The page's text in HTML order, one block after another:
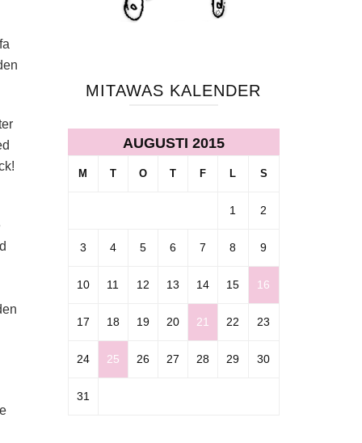
MITAWAS KALENDER
AUGUSTI 2015
M T O T F L S
1 2
3 4 5 6 7 8 9
10 11 12 13 14 15 16
17 18 19 20 21 22 23
24 25 26 27 28 29 30
31